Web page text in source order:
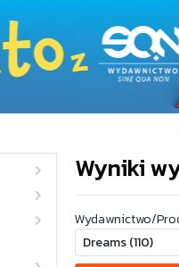
Wyniki
Wydawnictwo/